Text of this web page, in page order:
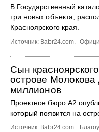
В Государственный
три новых объекта,
Красноярского края.
Источник: Babr24.com.
Сын
острове Молокова
миллионов
Проектное бюро А2
который появится на
Источник: Babr24.com.